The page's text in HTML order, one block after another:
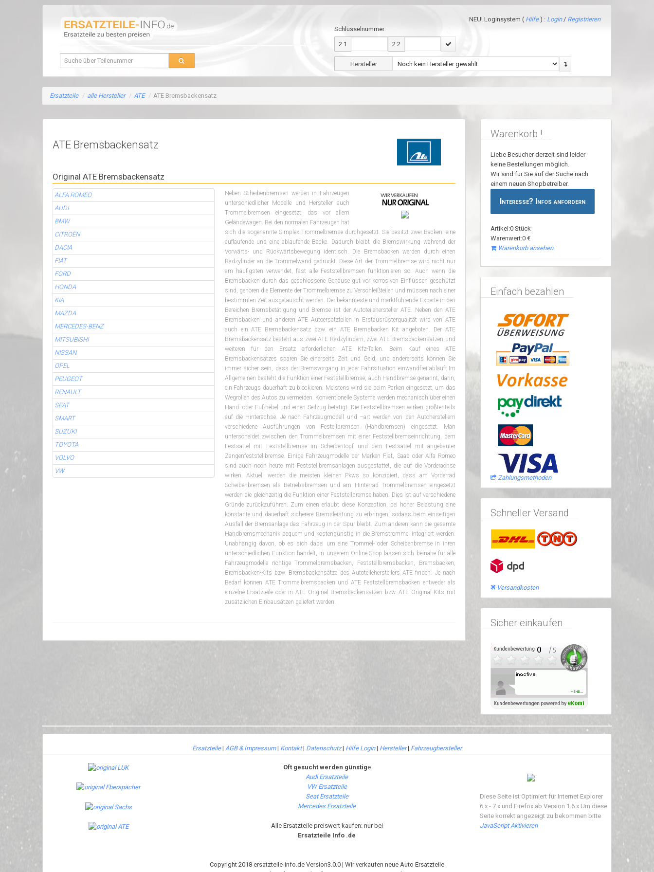
NEU! Loginsystem ( Hilfe) : Login/ Registrieren
Schlüsselnummer:
2.1 2.2
Hersteller
Ersatzteile / alle Hersteller / ATE / ATE Bremsbackensatz
ATE Bremsbackensatz
Original ATE Bremsbackensatz
ALFA ROMEO
AUDI
BMW
CITROËN
DACIA
FIAT
FORD
HONDA
KIA
MAZDA
MERCEDES-BENZ
MITSUBISHI
NISSAN
OPEL
PEUGEOT
RENAULT
SEAT
SMART
SUZUKI
TOYOTA
VOLVO
VW
Neben Scheibenbremsen werden in Fahrzeugen
unterschiedlicher Modelle und Hersteller auch
Trommelbremsen eingesetzt, das vor allem
Geländewagen. Bei den normalen Fahrzeugen hat
sich die sogenannte Simplex Trommelbremse durchgesetzt. Sie besitzt zwei Backen: eine
auflaufende und eine ablaufende Backe. Dadurch bleibt die Bremswirkung während der
Vorwärts- und Rückwärtsbewegung identisch. Die Bremsbacken werden durch einen
Radzylinder an die Trommelwand gedrückt. Diese Art der Trommelbremse wird nicht nur
am häufigsten verwendet, fast alle Feststellbremsen funktionieren so. Auch wenn die
Bremsbacken durch das geschlossene Gehäuse gut vor korrosiven Einflüssen geschützt
sind, gehören die Elemente der Trommelbremse zu Verschleißteilen und müssen nach einer
bestimmten Zeit ausgetauscht werden. Der bekannteste und marktführende Experte in den
Bereichen Bremsbetätigung und Bremse ist der Autoteilehersteller ATE. Neben den ATE
Bremsbacken und anderen ATE Autoersatzteilen in Erstausrüsterqualität wird von ATE
auch ein ATE Bremsbackensatz bzw. ein ATE Bremsbacken Kit angeboten. Der ATE
Bremsbackensatz besteht aus zwei ATE Radzylindern, zwei ATE Bremsbackensätzen und
weiteren für den Ersatz erforderlichen ATE Kfz-Teilen. Beim Kauf eines ATE
Bremsbackensatzes sparen Sie einerseits Zeit und Geld, und andererseits können Sie
immer sicher sein, dass der Bremsvorgang in jeder Fahrsituation einwandfrei abläuft.Im
Allgemeinen besteht die Funktion einer Feststellbremse, auch Handbremse genannt, darin,
ein Fahrzeugs dauerhaft zu blockieren. Meistens wird sie beim Parken eingesetzt, um das
Wegrollen des Autos zu vermeiden. Konventionelle Systeme werden mechanisch über einen
Hand- oder Fußhebel und einen Seilzug betätigt. Die Feststellbremsen wirken größtenteils
auf die Hinterachse. Je nach Fahrzeugmodell und –art werden von den Autoherstellern
verschiedene Ausführungen von Festellbremsen (Handbremsen) eingesetzt. Man
unterscheidet zwischen den Trommelbremsen mit einer Feststellbremseinrichtung, dem
Festsattel mit Feststellbremse im Scheibentopf und dem Festsattel mit angebauter
Zangenfeststellbremse. Einige Fahrzeugmodelle der Marken Fiat, Saab oder Alfa Romeo
sind auch noch heute mit Feststellbremsanlagen ausgestattet, die auf die Vorderachse
wirken. Aktuell werden die meisten kleinen Pkws so konzipiert, dass am Vorderrad
Scheibenbremsen als Betriebsbremsen und am Hinterrad Trommelbremsen eingesetzt
werden die gleichzeitig die Funktion einer Feststellbremse haben. Dies ist auf verschiedene
Gründe zurückzuführen. Zum einen erlaubt diese Konzeption, bei hoher Belastung eine
konstante und dauerhaft sicherere Bremsleistung zu erbringen, sodass beim einseitigen
Ausfall der Bremsanlage das Fahrzeug in der Spur bleibt. Zum anderen kann die gesamte
Handbremsmechanik bequem und kostengünstig in die Bremstrommel integriert werden.
Unabhängig davon, ob es sich dabei um eine Trommel- oder Scheibenbremse in ihren
unterschiedlichen Funktion handelt, in unserem Online-Shop lassen sich beinahe für alle
Fahrzeugmodelle richtige Trommelbremsbacken, Feststellbremsbacken, Bremsbacken,
Bremsbacken-Kits bzw. Bremsbackensätze des Autoteileherstellers ATE finden. Je nach
Bedarf können ATE Trommelbremsbacken und ATE Feststellbremsbacken entweder als
einzelne Ersatzteile oder in ATE Original Bremsbackensätzen bzw. ATE Original Kits mit
zusätzlichen Einbausätzen geliefert werden.
Warenkorb !
Liebe Besucher derzeit sind leider
keine Bestellungen möglich.
Wir sind für Sie auf der Suche nach
einem neuen Shopbetreiber.
Interesse? Infos anfordern
Artikel:0 Stück
Warenwert:0 €
Warenkorb ansehen
Einfach bezahlen
Zahlungsmethoden
Schneller Versand
Versandkosten
Sicher einkaufen
Ersatzteile| AGB & Impressum| Kontakt| Datenschutz| Hilfe Login| Hersteller| Fahrzeughersteller
Oft gesucht werden günstige
Audi Ersatzteile
VW Ersatzteile
Seat Ersatzteile
Mercedes Ersatzteile
Alle Ersatzteile preiswert kaufen: nur bei
Ersatzteile Info .de
Diese Seite ist Optimiert für Internet Explorer
6.x - 7.x und Firefox ab Version 1.6.x Um diese
Seite korrekt angezeigt zu bekommen bitte
JavaScript Aktivieren
Copyright 2018 ersatzteile-info.de Version3.0.0 | Wir verkaufen neue Auto Ersatzteile